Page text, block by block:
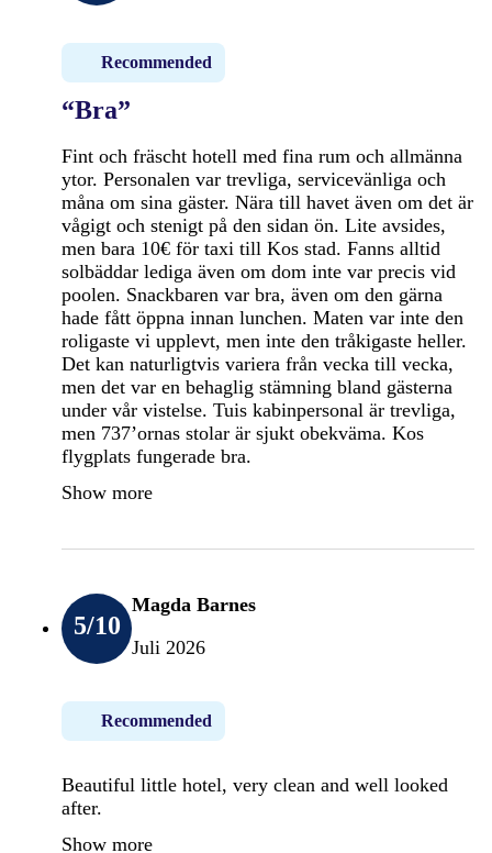
Recommended
“Bra”
Fint och fräscht hotell med fina rum och allmänna
ytor. Personalen var trevliga, servicevänliga och
måna om sina gäster. Nära till havet även om det är
vågigt och stenigt på den sidan ön. Lite avsides,
men bara 10€ för taxi till Kos stad. Fanns alltid
solbäddar lediga även om dom inte var precis vid
poolen. Snackbaren var bra, även om den gärna
hade fått öppna innan lunchen. Maten var inte den
roligaste vi upplevt, men inte den tråkigaste heller.
Det kan naturligtvis variera från vecka till vecka,
men det var en behaglig stämning bland gästerna
under vår vistelse. Tuis kabinpersonal är trevliga,
men 737’ornas stolar är sjukt obekväma. Kos
flygplats fungerade bra.
Show more
5/10
Magda Barnes
Juli 2026
Recommended
Beautiful little hotel, very clean and well looked
after.
Show more